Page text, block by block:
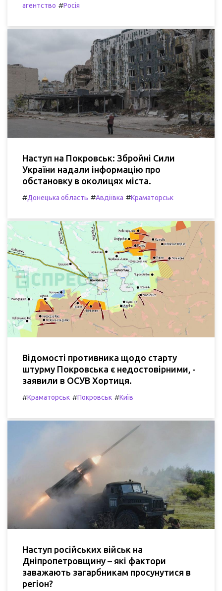
агентство #Росія
Наступ на Покровськ: Збройні Сили
України надали інформацію про
обстановку в околицях міста.
#Донецька область #Авдіївка #Краматорськ
Відомості противника щодо старту
штурму Покровська є недостовірними, -
заявили в ОСУВ Хортиця.
#Краматорськ #Покровськ #Київ
Наступ російських військ на
Дніпропетровщину – які фактори
заважають загарбникам просунутися в
регіон?